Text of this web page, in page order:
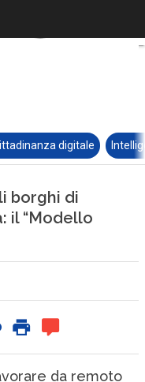
digitale
borghi di
il “Modello
da remoto